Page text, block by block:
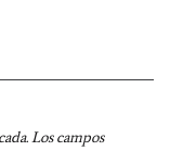
Los campos